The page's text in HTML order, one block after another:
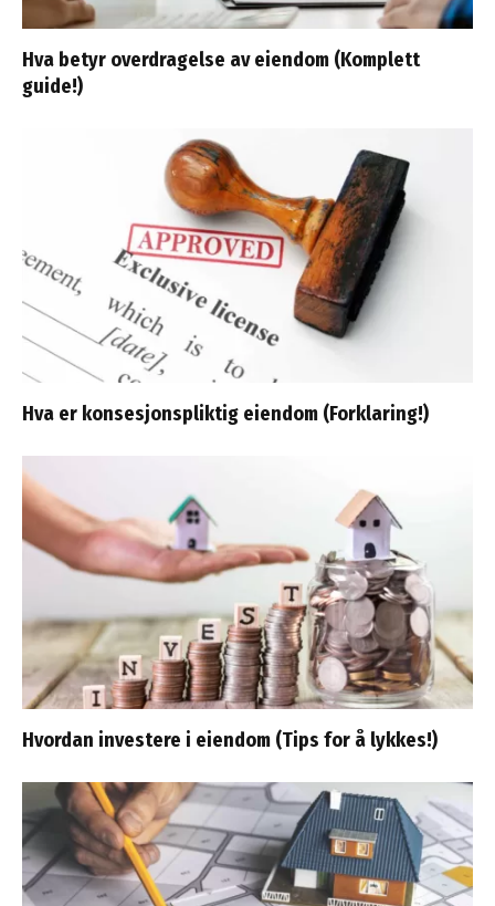
Hva betyr overdragelse av eiendom (Komplett
guide!)
Hva er konsesjonspliktig eiendom (Forklaring!)
Hvordan investere i eiendom (Tips for å lykkes!)